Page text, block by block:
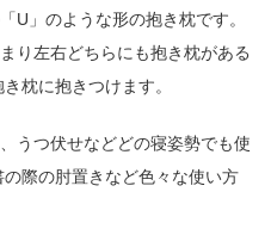
U」のような形の抱き枕です。
り左右どちらにも抱き枕がある
枕に抱きつけます。
うつ伏せなどどの寝姿勢でも使
際の肘置きなど色々な使い方